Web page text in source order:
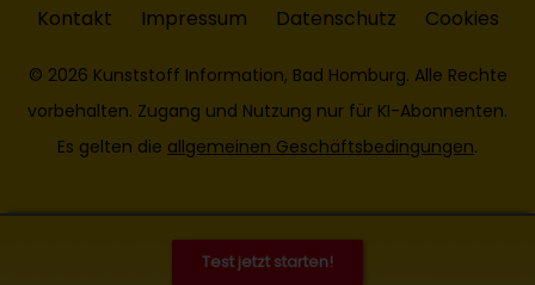
Test jetzt starten!
Kontakt Impressum Datenschutz Cookies
© 2026 Kunststoff Information, Bad Homburg. Alle Rechte
vorbehalten. Zugang und Nutzung nur für KI-Abonnenten.
Es gelten die allgemeinen Geschäftsbedingungen.